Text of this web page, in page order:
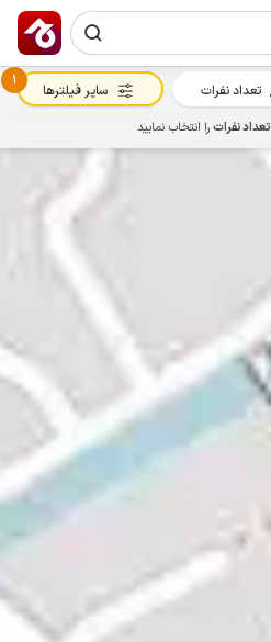
تعداد نفرات
1
سایر فیلترها
تعداد نفراترا انتخاب نمایید